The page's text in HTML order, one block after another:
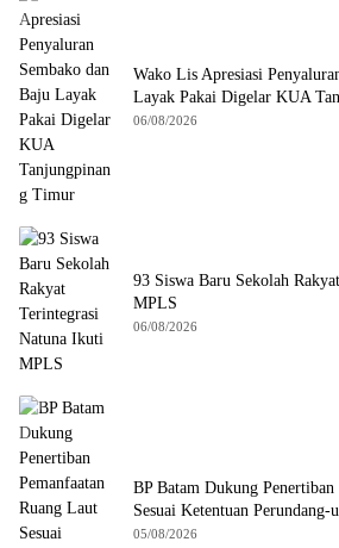
Wako Lis Apresiasi
Layak Pakai Digelar KUA
06/08/2026
93 Siswa Baru Sekolah
MPLS
06/08/2026
BP Batam Dukung
Sesuai Ketentuan Perundang-
05/08/2026